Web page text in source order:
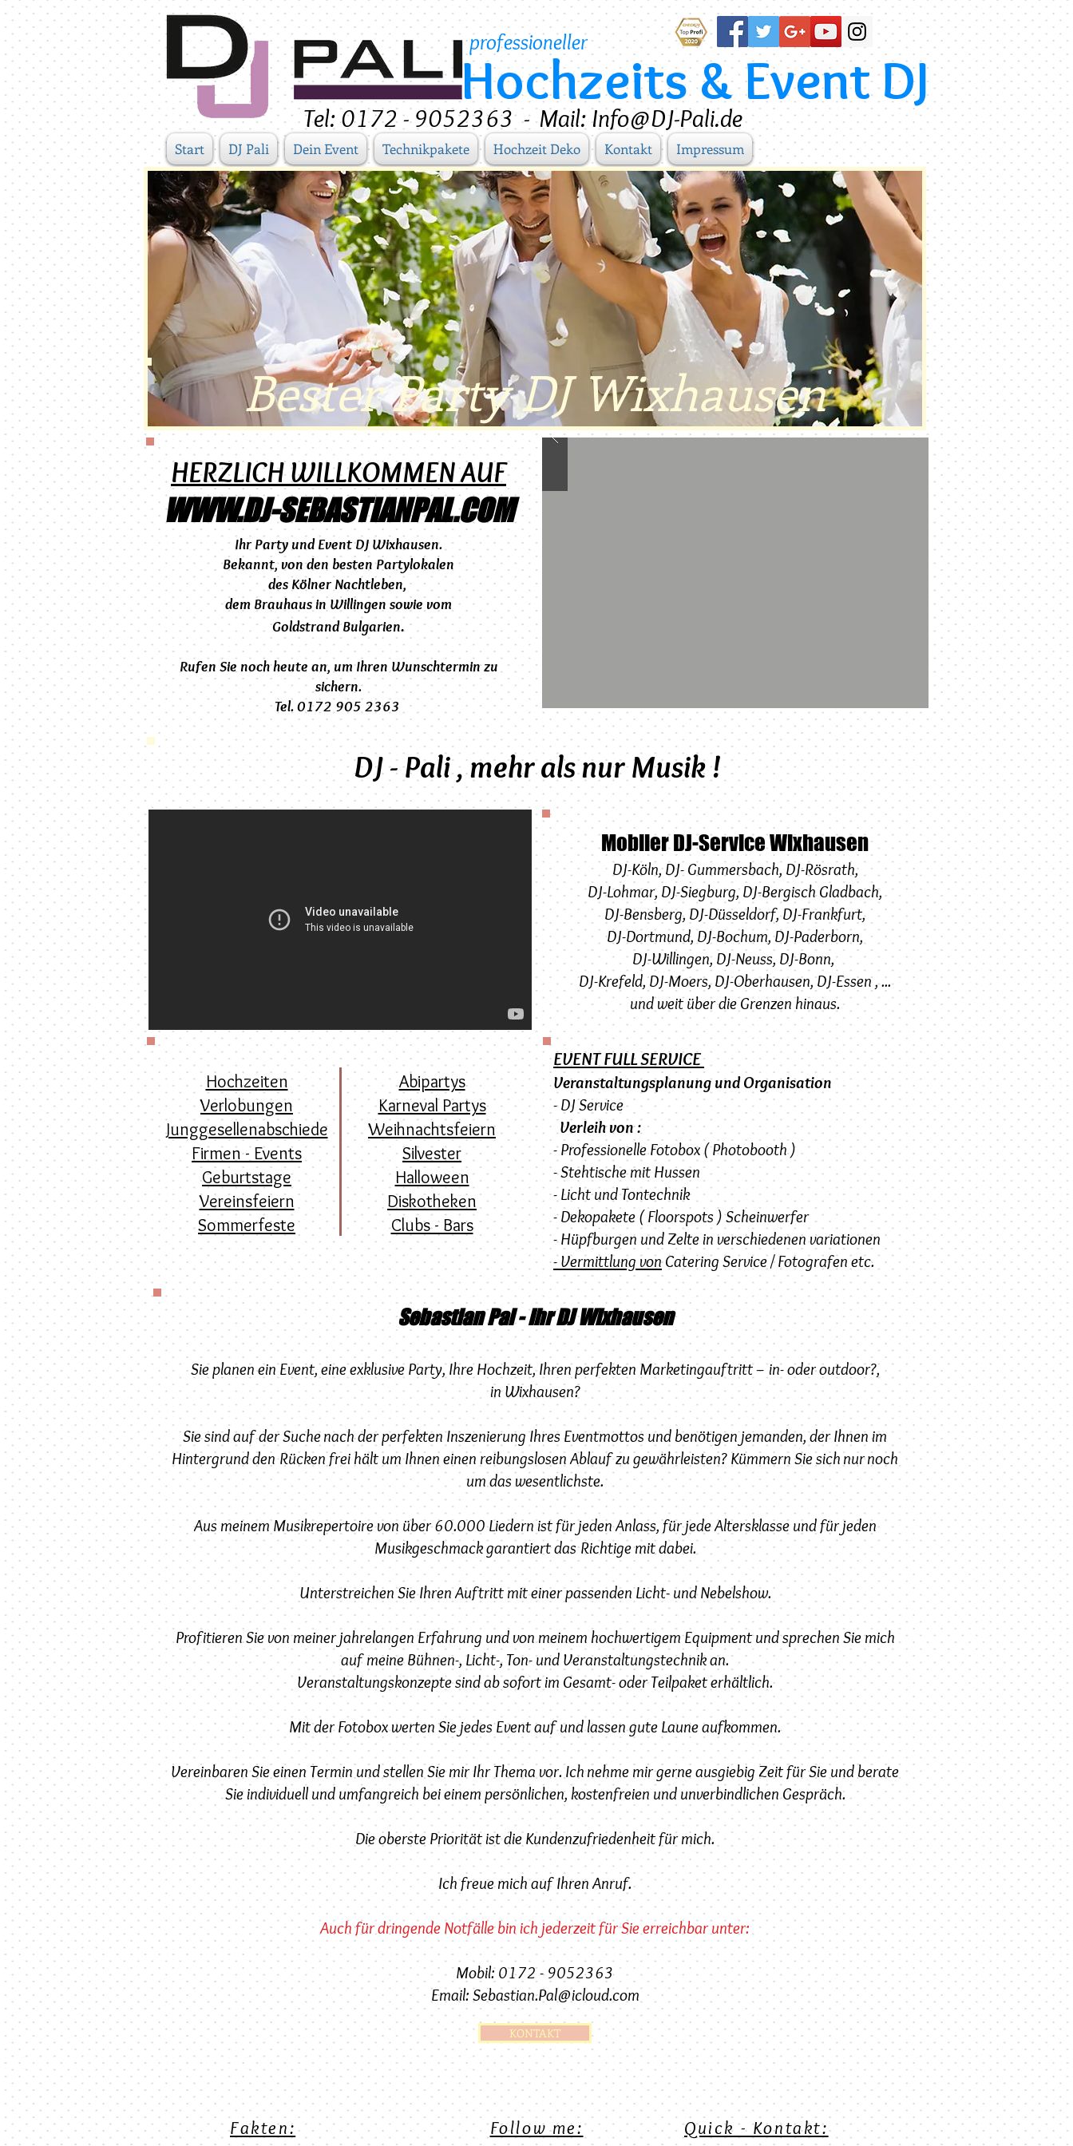
Hochzeits & Event DJ
Tel: 0172 - 9052363-Mail: Info@DJ-Pali.de
professioneller
Start DJ Pali Dein Event Technikpakete Hochzeit Deko Kontakt Impressum
Bester Party DJ Wixhausen
HERZLICH WILLKOMMEN AUF
WWW.DJ-SEBASTIANPAL.COM
Ihr Party undEvent DJ Wixhausen.
Bekannt, von den besten Partylokalen
des Kölner Nachtleben,
dem Brauhaus in Willingen sowie vom
Goldstrand Bulgarien.
Rufen Sie noch heute an, um Ihren Wunschtermin zu
sichern.
Tel. 0172 905 2363
DJ - Pali , mehr als nur Musik !
Hochzeiten
Verlobungen
Junggesellenabschiede
Firmen - Events
Geburtstage
Vereinsfeiern
Sommerfeste
Abipartys
Karneval Partys
Weihnachtsfeiern
Silvester
Halloween
Diskotheken
Clubs - Bars
Mobiler DJ-Service Wixhausen
DJ-Köln,DJ- Gummersbach, DJ-Rösrath,
DJ-Lohmar, DJ-Siegburg,DJ-Bergisch Gladbach,
DJ-Bensberg, DJ-Düsseldorf,DJ-Frankfurt,
DJ-Dortmund,DJ-Bochum,DJ-Paderborn,
DJ-Willingen, DJ-Neuss, DJ-Bonn,
DJ-Krefeld, DJ-Moers,DJ-Oberhausen,DJ-Essen, ...
und weit über die Grenzen hinaus.
EVENT FULL SERVICE
Veranstaltungsplanung und Organisation
- DJ Service
Verleih von :
- Professionelle Fotobox ( Photobooth )
- Stehtische mit Hussen
- Licht und Tontechnik
- Dekopakete ( Floorspots ) Scheinwerfer
- Hüpfburgen und Zelte in verschiedenen variationen
- Vermittlung vonCatering Service / Fotografen etc.
Sebastian Pal - Ihr DJ Wixhausen
Sie planen ein Event, eine exklusive Party, Ihre Hochzeit, Ihren perfekten Marketingauftritt – in- oder outdoor?,
in Wixhausen?
Sie sind auf der Suche nach der perfekten Inszenierung Ihres Eventmottos und benötigen jemanden, der Ihnen im
Hintergrund den Rücken frei hält um Ihnen einen reibungslosen Ablauf zu gewährleisten? Kümmern Sie sich nur noch
um das wesentlichste.
Aus meinem Musikrepertoire von über 60.000 Liedern ist für jeden Anlass, für jede Altersklasse und für jeden
Musikgeschmack garantiert das Richtige mit dabei.
Unterstreichen Sie Ihren Auftritt mit einer passenden Licht- und Nebelshow.
Profitieren Sie von meiner jahrelangen Erfahrung und von meinem hochwertigem Equipment und sprechen Sie mich
auf meine Bühnen-, Licht-, Ton- und Veranstaltungstechnik an.
Veranstaltungskonzepte sind ab sofort im Gesamt- oder Teilpaket erhältlich.
Mit der Fotobox werten Sie jedes Event auf und lassen gute Laune aufkommen.
Vereinbaren Sie einen Termin und stellen Sie mir Ihr Thema vor. Ich nehme mir gerne ausgiebig Zeit für Sie und berate
Sie individuell und umfangreich bei einem persönlichen, kostenfreien und unverbindlichen Gespräch.
Die oberste Priorität ist die Kundenzufriedenheit für mich.
Ich freue mich auf Ihren Anruf.
Auch für dringende Notfälle bin ich jederzeit für Sie erreichbar unter:
Mobil: 0172 - 9052363
Email: Sebastian.Pal@icloud.com
KONTAKT
Fakten: Follow me: Quick - Kontakt: